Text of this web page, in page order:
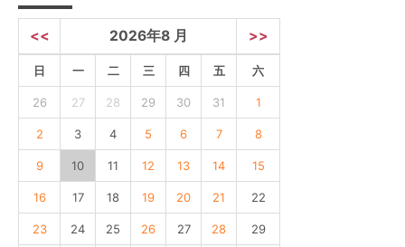
<< 2026年8 月 >>
日 一 二 三 四 五 六
26 27 28 29 30 31 1
2 3 4 5 6 7 8
9 10 11 12 13 14 15
16 17 18 19 20 21 22
23 24 25 26 27 28 29